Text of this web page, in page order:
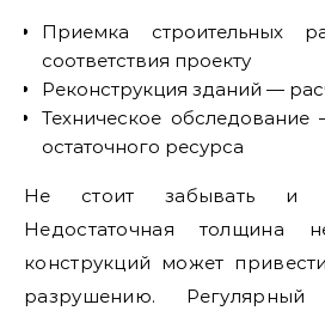
Приемка строительных
соответствия проекту
Реконструкция зданий —
Техническое
остаточного ресурса
Не стоит забывать и о
Недостаточная толщина
конструкций может
разрушению. Регулярный